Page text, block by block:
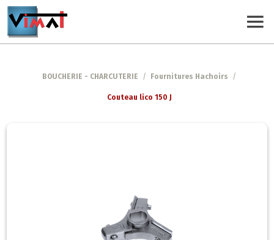
BOUCHERIE - CHARCUTERIE / Fournitures Hachoirs /
Couteau lico 150 J